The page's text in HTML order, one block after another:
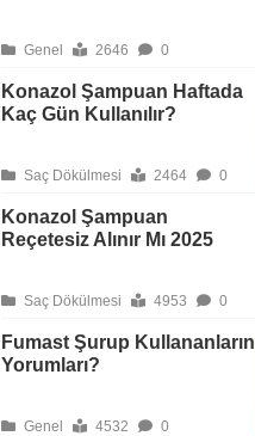
Genel 2646 0
Konazol Şampuan Haftada
Kaç Gün Kullanılır?
Saç Dökülmesi 2464 0
Konazol Şampuan
Reçetesiz Alınır Mı 2025
Saç Dökülmesi 4953 0
Fumast Şurup Kullananların
Yorumları?
Genel 4532 0